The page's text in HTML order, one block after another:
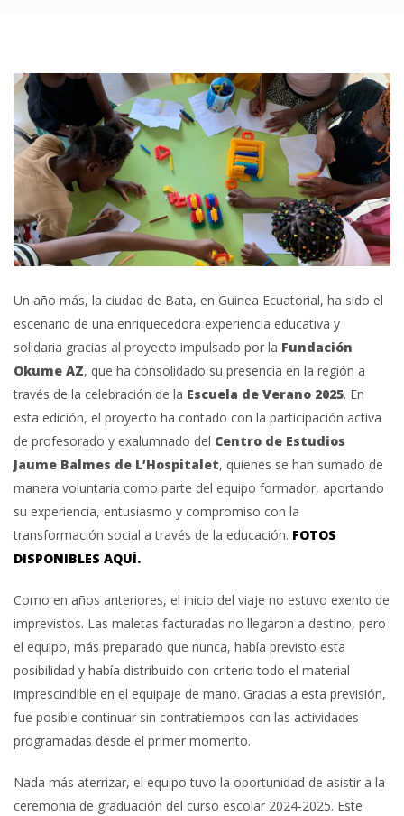
Un año más, la ciudad de Bata, en Guinea Ecuatorial, ha sido el
escenario de una enriquecedora experiencia educativa y
solidaria gracias al proyecto impulsado por la Fundación
Okume AZ, que ha consolidado su presencia en la región a
través de la celebración de la Escuela de Verano 2025. En
esta edición, el proyecto ha contado con la participación activa
de profesorado y exalumnado del Centro de Estudios
Jaume Balmes de L’Hospitalet, quienes se han sumado de
manera voluntaria como parte del equipo formador, aportando
su experiencia, entusiasmo y compromiso con la
transformación social a través de la educación. FOTOS
DISPONIBLES AQUÍ.
Como en años anteriores, el inicio del viaje no estuvo exento de
imprevistos. Las maletas facturadas no llegaron a destino, pero
el equipo, más preparado que nunca, había previsto esta
posibilidad y había distribuido con criterio todo el material
imprescindible en el equipaje de mano. Gracias a esta previsión,
fue posible continuar sin contratiempos con las actividades
programadas desde el primer momento.
Nada más aterrizar, el equipo tuvo la oportunidad de asistir a la
ceremonia de graduación del curso escolar 2024-2025. Este